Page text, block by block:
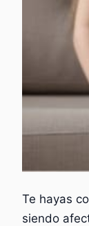
Te hayas
siendo